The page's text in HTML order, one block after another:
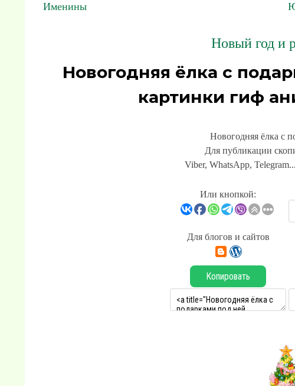
Именины
Новый год и
Новогодняя ёлка с
картинки гиф
Новогодняя ёлка с
Для публикации
Viber, WhatsApp,
Или кнопкой:
Для блогов и сайтов
Копировать